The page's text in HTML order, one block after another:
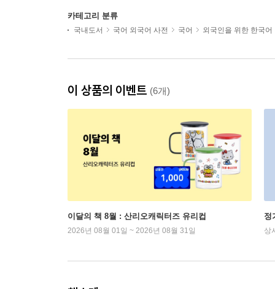
카테고리 분류
국내도서 국어 외국어 사전 국어 외국인을 위한 한국어
이 상품의 이벤트 (6개)
이달의 책 8월 : 산리오캐릭터즈 유리컵
2026년 08월 01일 ~ 2026년 08월 31일
정
상